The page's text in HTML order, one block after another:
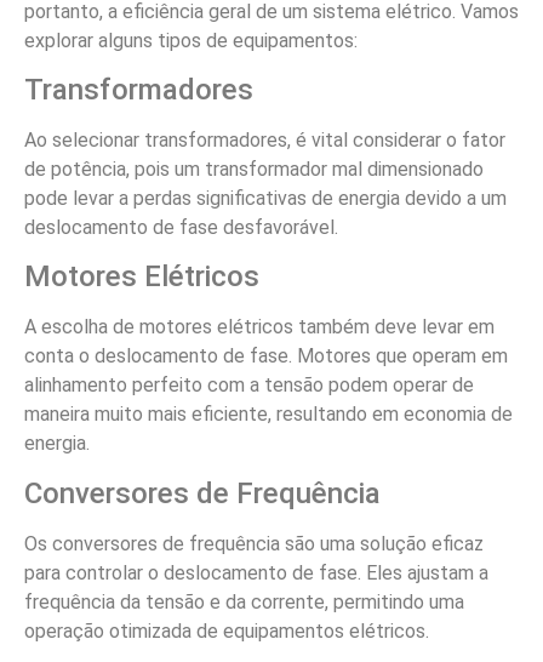
portanto, a eficiência geral de um sistema elétrico. Vamos
explorar alguns tipos de equipamentos:
Transformadores
Ao selecionar transformadores, é vital considerar o fator
de potência, pois um transformador mal dimensionado
pode levar a perdas significativas de energia devido a um
deslocamento de fase desfavorável.
Motores Elétricos
A escolha de motores elétricos também deve levar em
conta o deslocamento de fase. Motores que operam em
alinhamento perfeito com a tensão podem operar de
maneira muito mais eficiente, resultando em economia de
energia.
Conversores de Frequência
Os conversores de frequência são uma solução eficaz
para controlar o deslocamento de fase. Eles ajustam a
frequência da tensão e da corrente, permitindo uma
operação otimizada de equipamentos elétricos.